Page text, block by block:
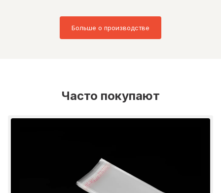
Больше о производстве
Часто покупают